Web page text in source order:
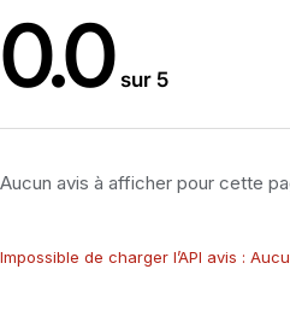
0.0 sur 5
Aucun avis à afficher pour cette
Impossible de charger l’API avis :